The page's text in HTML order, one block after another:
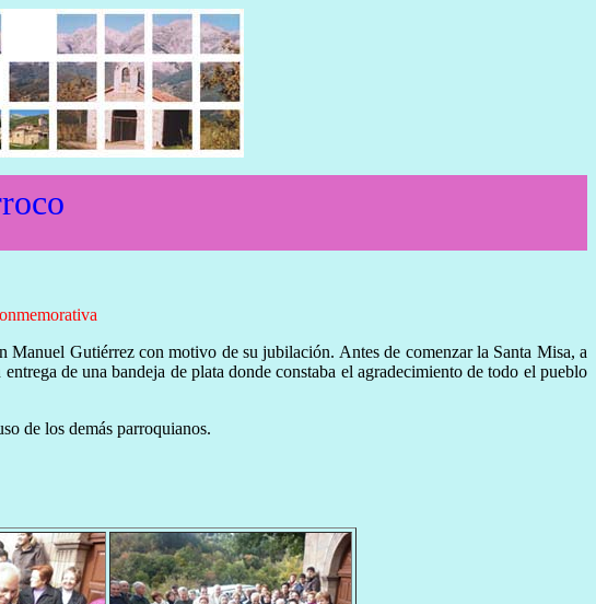
Gutiérrez con motivo de su jubilación. Antes de comenzar la Santa Misa, a
de una bandeja de plata donde constaba el agradecimiento de todo el pueblo
de los demás parroquianos.